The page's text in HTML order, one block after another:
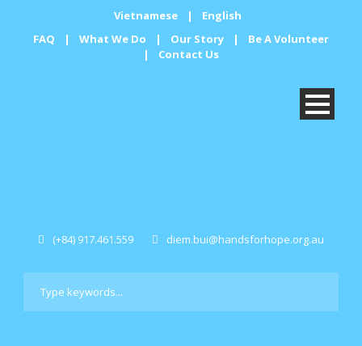
Vietnamese |
English
FAQ
| What We Do | Our Story |
Be A Volunteer
|
Contact Us
(+84) 917.461.559 diem.bui@handsforhope.org.au